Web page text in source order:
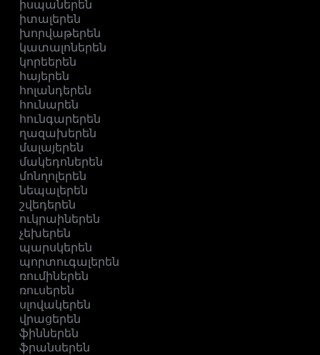
իսպաներեն
իտալերեն
խորվաթերեն
կատալոներեն
կորեերեն
հայերեն
հոլանդերեն
հունարեն
հունգարերեն
ղազախերեն
մալայերեն
մակեդոներեն
մոնղոլերեն
նեպալերեն
շվեդերեն
ուկրաիներեն
չեխերեն
պարսկերեն
պորտուգալերեն
ռումիներեն
ռուսերեն
սլովակերեն
վրացերեն
ֆիններեն
ֆրանսերեն